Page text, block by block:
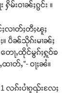
မ်းဝၢၼ်ႈၵွင်း ။
ႈလၢတ်ႈတီႈၽူႈ
။ ပဵၼ်သိုၵ်းမၢၼ်ႈ
တေႃႇထိုင်မွၵ်ႈႁူဝ်ၶ
တ်ႇ”- ဝႃႈၼႆ။
လၵ်းပၢႆၵူၺ်းလႄႈ